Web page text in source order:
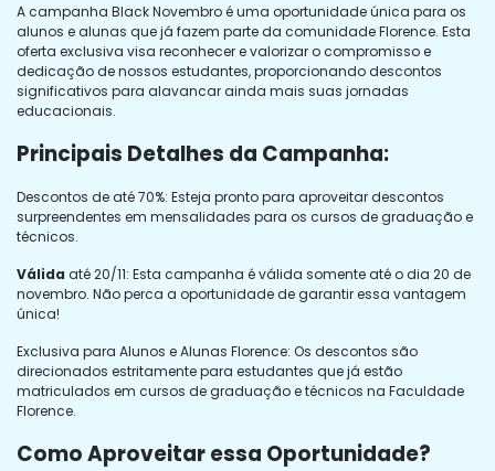
A campanha Black Novembro é uma oportunidade única para os
alunos e alunas que já fazem parte da comunidade Florence. Esta
oferta exclusiva visa reconhecer e valorizar o compromisso e
dedicação de nossos estudantes, proporcionando descontos
significativos para alavancar ainda mais suas jornadas
educacionais.
Principais Detalhes da Campanha:
Descontos de até 70%: Esteja pronto para aproveitar descontos
surpreendentes em mensalidades para os cursos de graduação e
técnicos.
Válida até 20/11: Esta campanha é válida somente até o dia 20 de
novembro. Não perca a oportunidade de garantir essa vantagem
única!
Exclusiva para Alunos e Alunas Florence: Os descontos são
direcionados estritamente para estudantes que já estão
matriculados em cursos de graduação e técnicos na Faculdade
Florence.
Como Aproveitar essa Oportunidade?